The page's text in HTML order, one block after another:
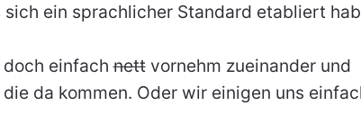
ein sprachlicher Standard etabliert
doch einfachnettvornehm zueinander und
da kommen. Oder wir einigen uns